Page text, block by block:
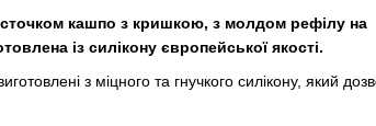
кашпо з кришкою, з молдом рефілу на
із силікону європейської якості.
​​з міцного та гнучкого силікону, який